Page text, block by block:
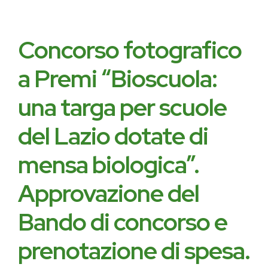
Concorso fotografico
a Premi “Bioscuola:
una targa per scuole
del Lazio dotate di
mensa biologica”.
Approvazione del
Bando di concorso e
prenotazione di spesa.